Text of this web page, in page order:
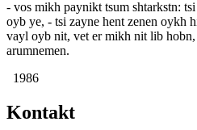
- vos mikh paynikt tsum shtarkstn:
oyb ye, - tsi zayne hent zenen oykh
vayl oyb nit, vet er mikh nit lib
arumnemen.
1986
Kontakt